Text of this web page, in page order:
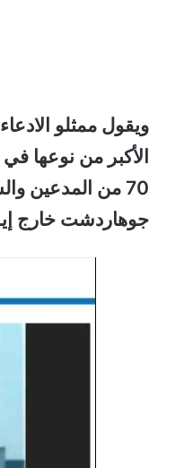
ويقول ممثلو
70 من المدعين والشهود من مختلف أنحاء العالم ، من بين أمور أخرى ، شهدوا بتجاربهم
جوهاردشت خارج